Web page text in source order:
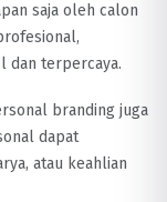
saja oleh calon
dan terpercaya.
branding juga
dapat
atau keahlian